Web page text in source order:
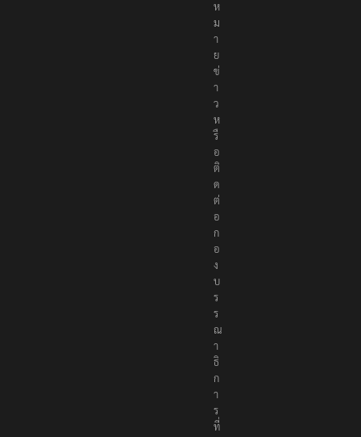
ห
ม
า
ย
ข่
า
ว
ห
รื
อ
ติ
ด
ต่
อ
ก
อ
ง
บ
ร
ร
ณ
า
ธิ
ก
า
ร
ที่